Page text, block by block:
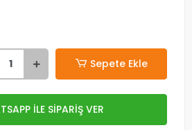
Sepete Ekle
İLE SİPARİŞ VER